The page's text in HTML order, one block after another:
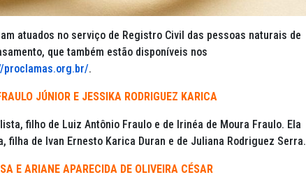
atuados no serviço de Registro Civil das pessoas naturais de
que também estão disponíveis nos
proclamas.org.br/.
JÚNIOR E JESSIKA RODRIGUEZ KARICA
filho de Luiz Antônio Fraulo e de Irinéa de Moura Fraulo. Ela
de Ivan Ernesto Karica Duran e de Juliana Rodriguez Serra.
E ARIANE APARECIDA DE OLIVEIRA CÉSAR